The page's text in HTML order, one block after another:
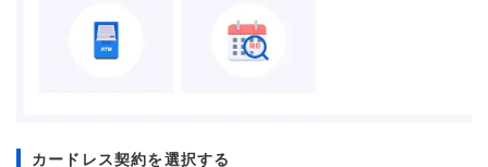
カードレス契約を選択する